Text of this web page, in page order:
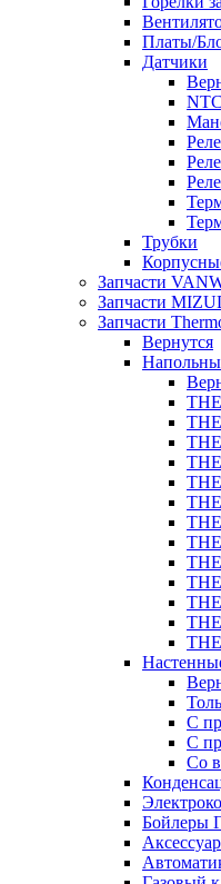
Платы/
Датчики
Трубки
Запчасти
Запчасти
Запчасти
Вернутся
С
С
Со
Бойлеры